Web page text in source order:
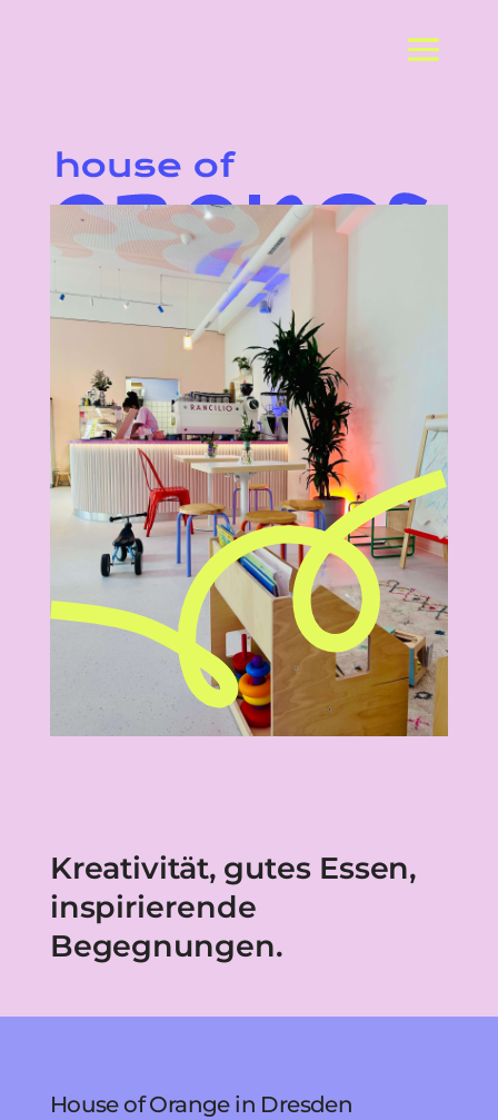
Kreativität, gutes Essen,
inspirierende
Begegnungen.
House of Orangein Dresden